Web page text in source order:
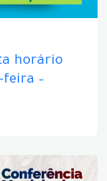
horário
feira –